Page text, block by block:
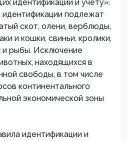
идентификации и учету».
идентификации подлежат
скот, олени, верблюды,
и кошки, свиньи, кролики,
и рыбы. Исключение
находящихся в
свободы, в том числе
континентального
экономической зоны
идентификации и